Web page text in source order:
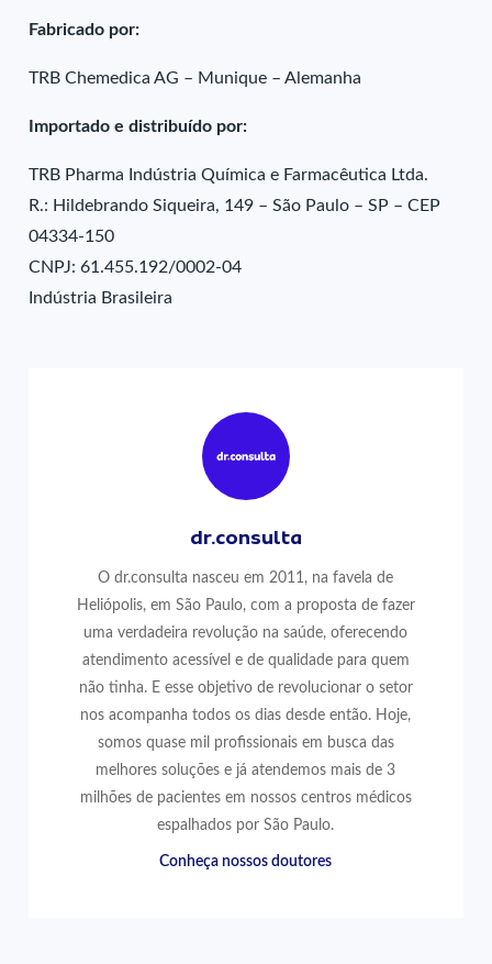
Fabricado por:
TRB Chemedica AG – Munique – Alemanha
Importado e distribuído por:
TRB Pharma Indústria Química e Farmacêutica Ltda.
R.: Hildebrando Siqueira, 149 – São Paulo – SP – CEP
04334-150
CNPJ: 61.455.192/0002-04
Indústria Brasileira
dr.consulta
O dr.consulta nasceu em 2011, na favela de
Heliópolis, em São Paulo, com a proposta de fazer
uma verdadeira revolução na saúde, oferecendo
atendimento acessível e de qualidade para quem
não tinha. E esse objetivo de revolucionar o setor
nos acompanha todos os dias desde então. Hoje,
somos quase mil profissionais em busca das
melhores soluções e já atendemos mais de 3
milhões de pacientes em nossos centros médicos
espalhados por São Paulo.
Conheça nossos doutores